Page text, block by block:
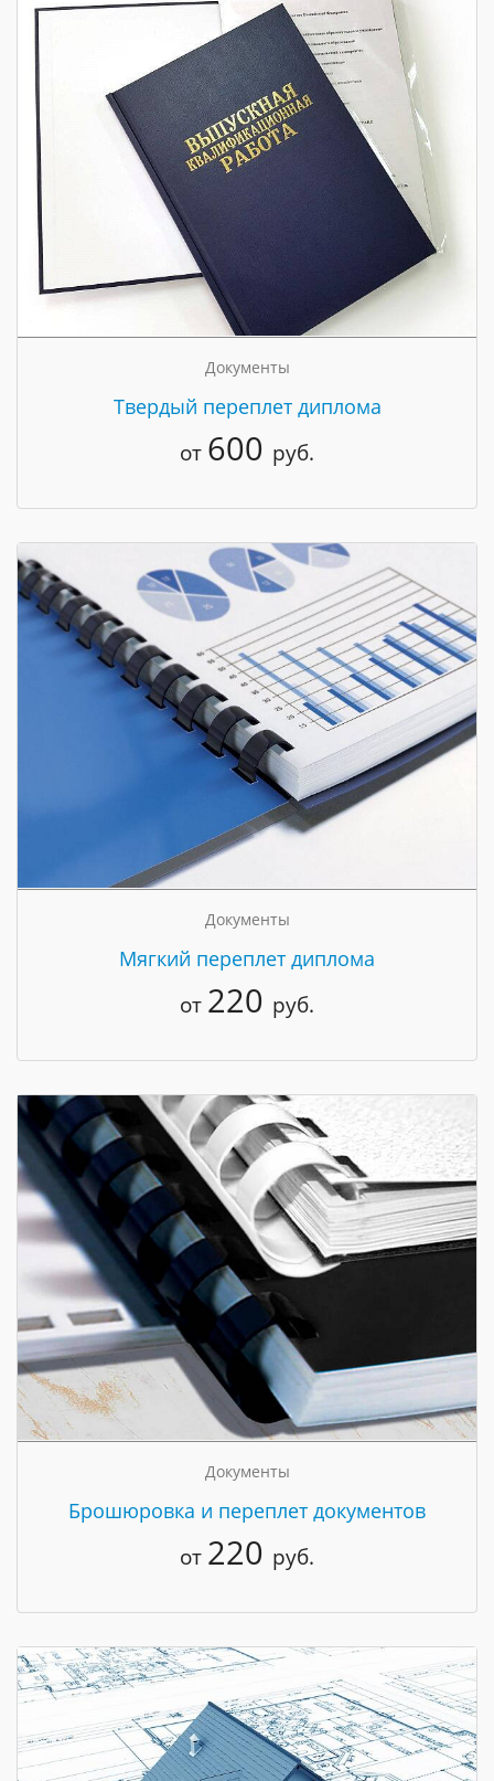
Документы
Твердый переплет диплома
от 600 руб.
Документы
Мягкий переплет диплома
от 220 руб.
Документы
Брошюровка и переплет документов
от 220 руб.